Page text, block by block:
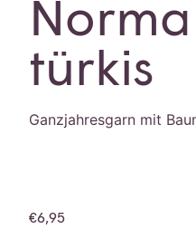
türkis
Ganzjahresgarn mit
€6,95